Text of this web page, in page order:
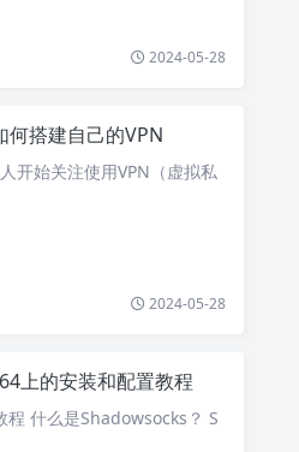
2024-05-28
何搭建自己的VPN
开始关注使用VPN（虚拟私
2024-05-28
上的安装和配置教程
什么是Shadowsocks？ S